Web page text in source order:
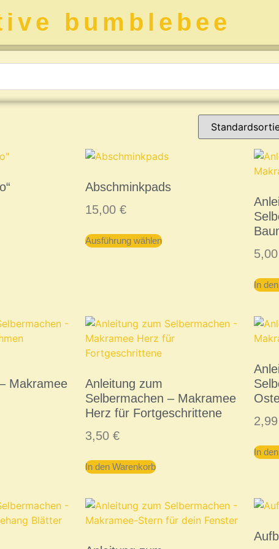
bumblebee
Abschminkpads
15,00 €
Ausführung wählen
5,00
In
Makramee
Anleitung zum
Selbermachen – Makramee
Herz für Fortgeschrittene
3,50 €
In den Warenkorb
2,99
In